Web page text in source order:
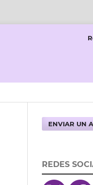
ENVIAR UN
REDES